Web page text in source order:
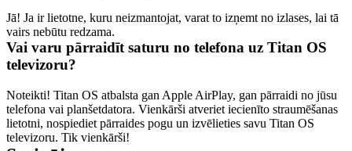
Jā! Ja ir lietotne, kuru neizmantojat, varat to izņemt no izlases, lai tā
vairs nebūtu redzama.
Vai varu pārraidīt saturu no telefona uz Titan OS
televizoru?
Noteikti! Titan OS atbalsta gan Apple AirPlay, gan pārraidi no jūsu
telefona vai planšetdatora. Vienkārši atveriet iecienīto straumēšanas
lietotni, nospiediet pārraides pogu un izvēlieties savu Titan OS
televizoru. Tik vienkārši!